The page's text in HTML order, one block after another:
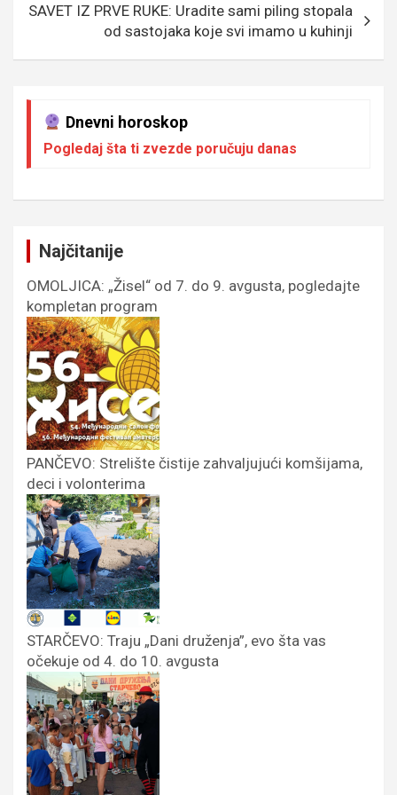
SAVET IZ PRVE RUKE: Uradite sami piling stopala
od sastojaka koje svi imamo u kuhinji
Dnevni horoskop
Pogledaj šta ti zvezde poručuju danas
Najčitanije
OMOLJICA: „Žisel“ od 7. do 9. avgusta, pogledajte
kompletan program
PANČEVO: Strelište čistije zahvaljujući komšijama,
deci i volonterima
STARČEVO: Traju „Dani druženja”, evo šta vas
očekuje od 4. do 10. avgusta